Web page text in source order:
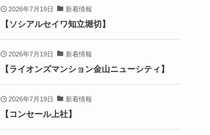
2026年7月19日 新着情報
【ソシアルセイワ知立堀切】
2026年7月19日 新着情報
【ライオンズマンション金山ニューシティ】
2026年7月19日 新着情報
【コンセール上社】